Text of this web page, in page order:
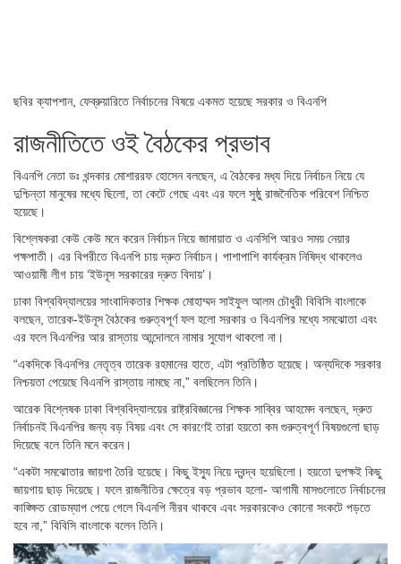
ছবির ক্যাপশান, ফেব্রুয়ারিতে নির্বাচনের বিষয়ে একমত হয়েছে সরকার ও বিএনপি
রাজনীতিতে ওই বৈঠকের প্রভাব
বিএনপি নেতা ডঃ খন্দকার মোশাররফ হোসেন বলছেন, এ বৈঠকের মধ্য দিয়ে নির্বাচন নিয়ে যে
দুশ্চিন্তা মানুষের মধ্যে ছিলো, তা কেটে গেছে এবং এর ফলে সুষ্ঠু রাজনৈতিক পরিবেশ নিশ্চিত
হয়েছে।
বিশ্লেষকরা কেউ কেউ মনে করেন নির্বাচন নিয়ে জামায়াত ও এনসিপি আরও সময় নেয়ার
পক্ষপাতী। এর বিপরীতে বিএনপি চায় দ্রুত নির্বাচন। পাশাপাশি কার্যক্রম নিষিদ্ধ থাকলেও
আওয়ামী লীগ চায় ‘ইউনূস সরকারের দ্রুত বিদায়’।
ঢাকা বিশ্ববিদ্যালয়ের সাংবাদিকতার শিক্ষক মোহাম্মদ সাইফুল আলম চৌধুরী বিবিসি বাংলাকে
বলছেন, তারেক-ইউনূস বৈঠকের গুরুত্বপূর্ণ ফল হলো সরকার ও বিএনপির মধ্যে সমঝোতা এবং
এর ফলে বিএনপির আর রাস্তায় আন্দোলনে নামার সুযোগ থাকলো না।
“একদিকে বিএনপির নেতৃত্ব তারেক রহমানের হাতে, এটা প্রতিষ্ঠিত হয়েছে। অন্যদিকে সরকার
নিশ্চয়তা পেয়েছে বিএনপি রাস্তায় নামছে না,” বলছিলেন তিনি।
আরেক বিশ্লেষক ঢাকা বিশ্ববিদ্যালয়ের রাষ্ট্রবিজ্ঞানের শিক্ষক সাব্বির আহমেদ বলছেন, দ্রুত
নির্বাচনই বিএনপির জন্য বড় বিষয় এবং সে কারণেই তারা হয়তো কম গুরুত্বপূর্ণ বিষয়গুলো ছাড়
দিয়েছে বলে তিনি মনে করেন।
“একটা সমঝোতার জায়গা তৈরি হয়েছে। কিছু ইস্যু নিয়ে দ্বন্দ্ব হয়েছিলো। হয়তো দুপক্ষই কিছু
জায়গায় ছাড় দিয়েছে। ফলে রাজনীতির ক্ষেত্রে বড় প্রভাব হলো- আগামী মাসগুলোতে নির্বাচনের
কাঙ্ক্ষিত রোডম্যাপ পেয়ে গেলে বিএনপি নীরব থাকবে এবং সরকারকেও কোনো সংকটে পড়তে
হবে না,” বিবিসি বাংলাকে বলেন তিনি।